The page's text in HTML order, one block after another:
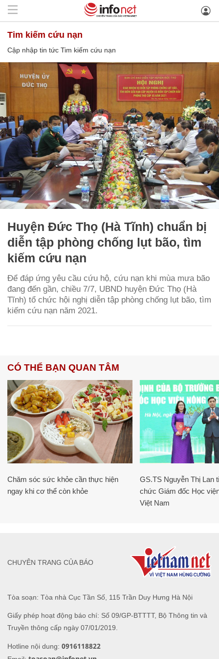
Tim kiếm cứu nạn
Cập nhập tin tức Tim kiếm cứu nạn
Huyện Đức Thọ (Hà Tĩnh) chuẩn bị
diễn tập phòng chống lụt bão, tìm
kiếm cứu nạn
Để đáp ứng yêu cầu cứu hộ, cứu nạn khi mùa mưa bão
đang đến gần, chiều 7/7, UBND huyện Đức Thọ (Hà
Tĩnh) tổ chức hội nghị diễn tập phòng chống lụt bão, tìm
kiếm cứu nạn năm 2021.
CÓ THỂ BẠN QUAN TÂM
Chăm sóc sức khỏe cần thực hiện
ngay khi cơ thể còn khỏe
GS.TS Nguyễn Thị Lan
chức Giám đốc Học
Việt Nam
Tòa soạn: Tòa nhà Cục Tần Số, 115 Trần Duy Hưng Hà Nội
Giấy phép hoạt động báo chí: Số 09/GP-BTTTT, Bộ Thông tin và
Truyền thông cấp ngày 07/01/2019.
Hotline nội dung: 0916118822
CHUYÊN TRANG CỦA BÁO